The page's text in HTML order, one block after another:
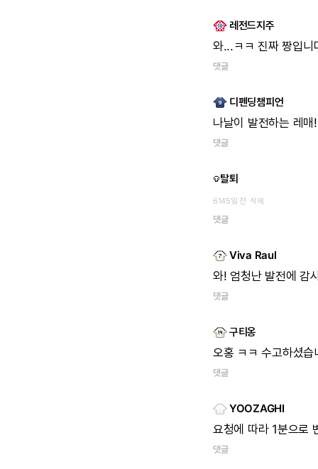
레전드지주
와...ㅋㅋ 진짜 짱입니
댓글
디펜딩챔피언
나날이 발전하는 레매
댓글
탈퇴
6145일 전 삭제
댓글
Viva Raul
와! 엄청난 발전에 감
댓글
구티옹
오홍 ㅋㅋ 수고하셨습
댓글
YOOZAGHI
요청에 따라 1분으로
댓글